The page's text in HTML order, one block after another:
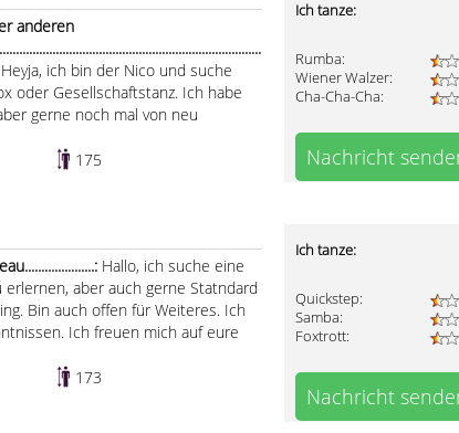
anderen
Heyja, ich bin der Nico und suche
oder Gesellschaftstanz. Ich habe
gerne noch mal von neu
175
Ich tanze:
Rumba:
Wiener Walzer:
Cha-Cha-Cha:
Nachricht
Hallo, ich suche eine
erlernen, aber auch gerne Statndard
Bin auch offen für Weiteres. Ich
Ich freuen mich auf eure
173
Ich tanze:
Quickstep:
Samba:
Foxtrott:
Nachricht